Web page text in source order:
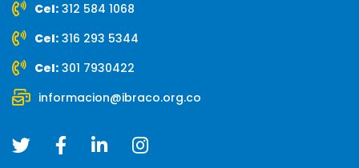
Cel: 312 584 1068
Cel: 316 293 5344
Cel: 301 7930422
informacion@ibraco.org.co